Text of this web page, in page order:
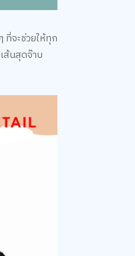
ที่จะช่วยให้ทุก
ส้นสุดจ๊าบ